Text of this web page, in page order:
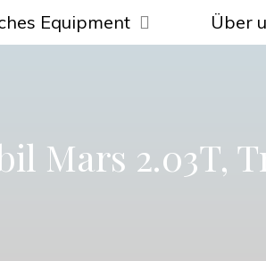
Equipment Über
Mars 2.03T,